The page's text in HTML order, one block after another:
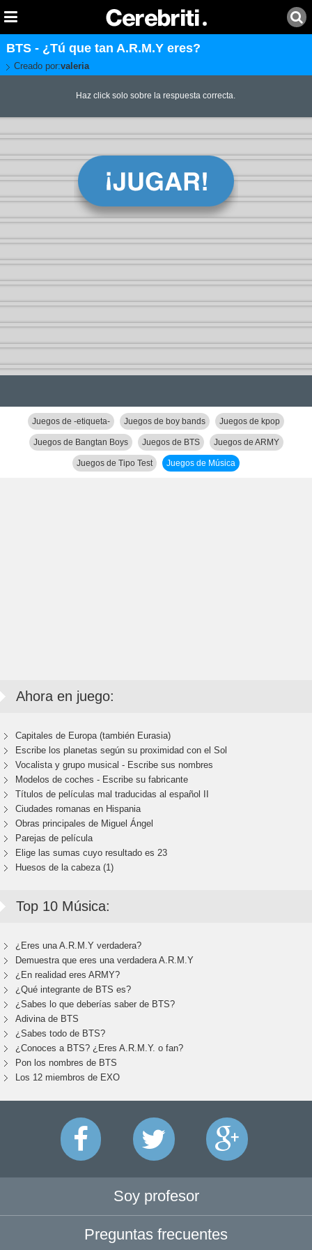
BTS - ¿Tú que tan A.R.M.Y eres?
Creado por:valeria
Haz click solo sobre la respuesta correcta.
Juegos de -etiqueta- Juegos de boy bands Juegos de kpop
Juegos de Bangtan Boys Juegos de BTS Juegos de ARMY
Juegos de Tipo Test Juegos de Música
Ahora en juego:
Capitales de Europa (también Eurasia)
Escribe los planetas según su proximidad con el Sol
Vocalista y grupo musical - Escribe sus nombres
Modelos de coches - Escribe su fabricante
Títulos de películas mal traducidas al español II
Ciudades romanas en Hispania
Obras principales de Miguel Ángel
Parejas de película
Elige las sumas cuyo resultado es 23
Huesos de la cabeza (1)
Top 10 Música:
¿Eres una A.R.M.Y verdadera?
Demuestra que eres una verdadera A.R.M.Y
¿En realidad eres ARMY?
¿Qué integrante de BTS es?
¿Sabes lo que deberías saber de BTS?
Adivina de BTS
¿Sabes todo de BTS?
¿Conoces a BTS? ¿Eres A.R.M.Y. o fan?
Pon los nombres de BTS
Los 12 miembros de EXO
Soy profesor
Preguntas frecuentes